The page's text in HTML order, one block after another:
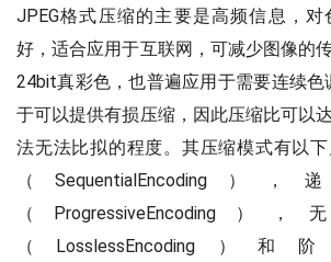
JPEG格式压缩的主要是高频信息，
好，适合应用于互联网，可减少图像的
24bit真彩色，也普遍应用于需要连续色
于可以提供有损压缩，因此压缩比可以
法无法比拟的程度。其压缩模式有以
（SequentialEncoding）
（ProgressiveEncoding）
（LosslessEncoding）